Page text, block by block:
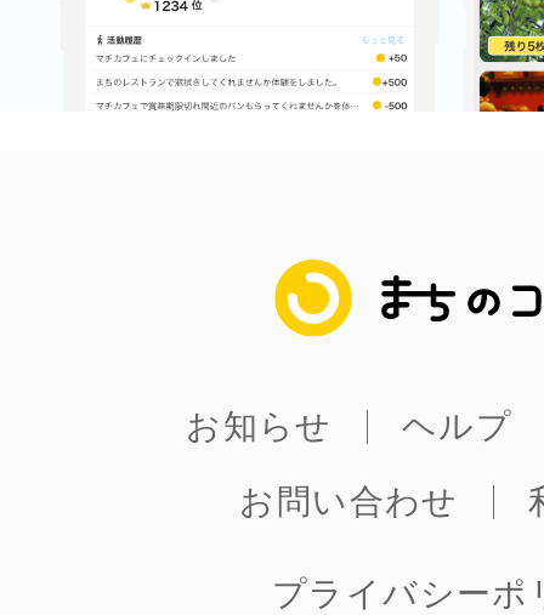
まちのコイン
お知らせ
ヘルプ
お問い合わせ
プライバシーポ